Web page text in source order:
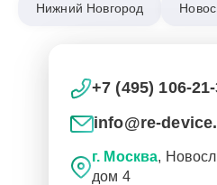
Нижний Новгород
+7 (495) 106-
info@re-
г. Москва,
дом 4